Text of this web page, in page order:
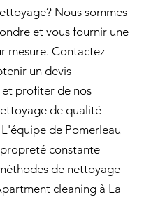
Nous sommes
et vous fournir une
mesure. Contactez-
un devis
et profiter de nos
de qualité
de Pomerleau
constante
de nettoyage
cleaning à La